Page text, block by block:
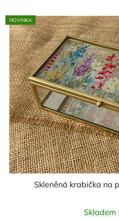
NOVINKA
Skleněná krabička na
Skladem